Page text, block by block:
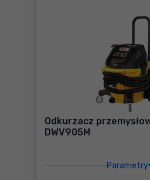
Odkurzacz
DWV905M
Parametry